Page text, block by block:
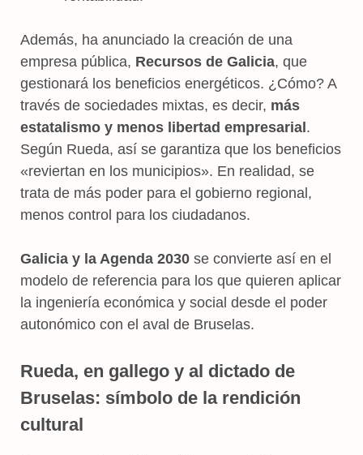
Además, ha anunciado la creación de una
empresa pública, Recursos de Galicia, que
gestionará los beneficios energéticos. ¿Cómo? A
través de sociedades mixtas, es decir, más
estatalismo y menos libertad empresarial.
Según Rueda, así se garantiza que los beneficios
«reviertan en los municipios». En realidad, se
trata de más poder para el gobierno regional,
menos control para los ciudadanos.
Galicia y la Agenda 2030 se convierte así en el
modelo de referencia para los que quieren aplicar
la ingeniería económica y social desde el poder
autonómico con el aval de Bruselas.
Rueda, en gallego y al dictado de
Bruselas: símbolo de la rendición
cultural